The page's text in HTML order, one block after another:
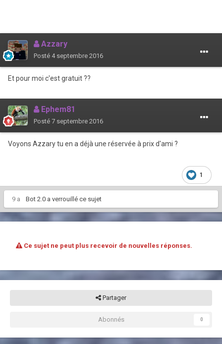
Azzary
Posté 4 septembre 2016
Et pour moi c'est gratuit ??
Ephem81
Posté 7 septembre 2016
Voyons Azzary tu en a déjà une réservée à prix d'ami ?
1
9 a Bot 2.0 a verrouillé ce sujet
Ce sujet ne peut plus recevoir de nouvelles réponses.
Partager
Abonnés 0